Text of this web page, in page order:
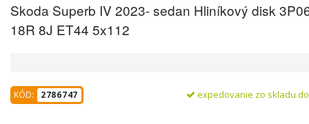
Skoda Superb IV 2023- sedan Hliníkový disk
18R 8J ET44 5x112
KÓD: 2786747 expedovanie zo skladu